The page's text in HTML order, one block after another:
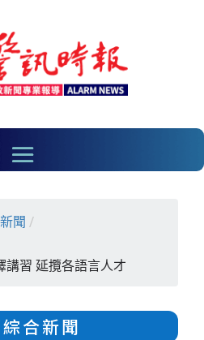
聞 /
講習 延攬各語言人才
合新聞